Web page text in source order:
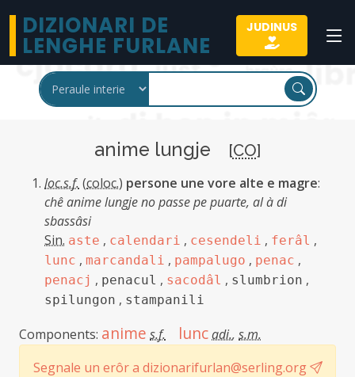
DIZIONARI DE
LENGHE FURLANE
JUDINUS
anime lungje [CO]
loc.s.f. (coloc.) persone une vore alte e magre:
chê anime lungje no passe pe puarte, al à di
sbassâsi
Sin. aste , calendari , cesendeli , ferâl ,
lunc , marcandali , pampalugo , penac ,
penacj , penacul , sacodâl , slumbrion ,
spilungon , stampanili
Components: anime s.f. luncadi., s.m.
Segnale un erôr a dizionarifurlan@serling.org